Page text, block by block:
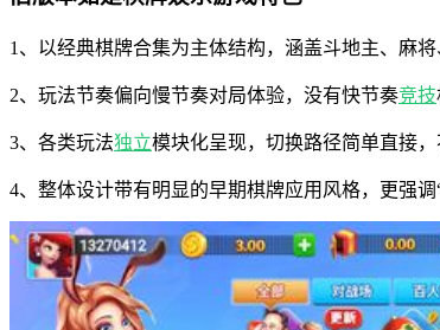
1、以经典棋牌合集为主体结构，涵盖斗地主、麻
2、玩法节奏偏向慢节奏对局体验，没有快节奏竞技
3、各类玩法独立模块化呈现，切换路径简单直接
4、整体设计带有明显的早期棋牌应用风格，更强